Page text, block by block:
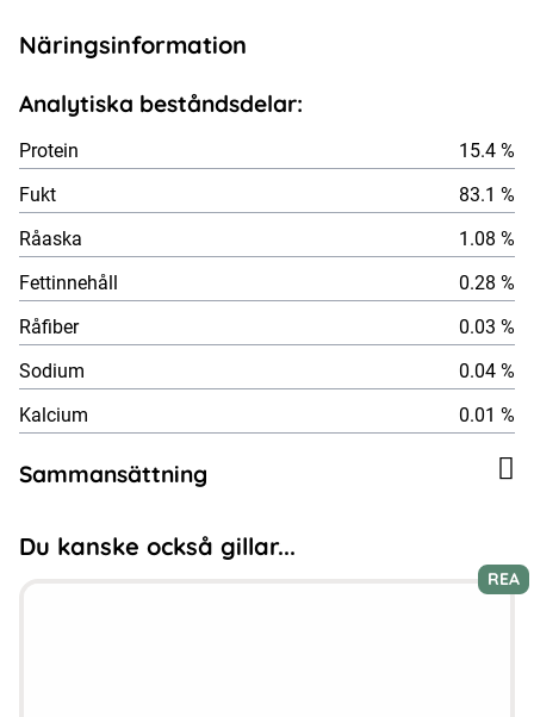
Näringsinformation
Analytiska beståndsdelar:
Protein
15.4 %
Fukt
83.1 %
Råaska
1.08 %
Fettinnehåll
0.28 %
Råfiber
0.03 %
Sodium
0.04 %
Kalcium
0.01 %
Sammansättning
Du kanske också gillar...
REA